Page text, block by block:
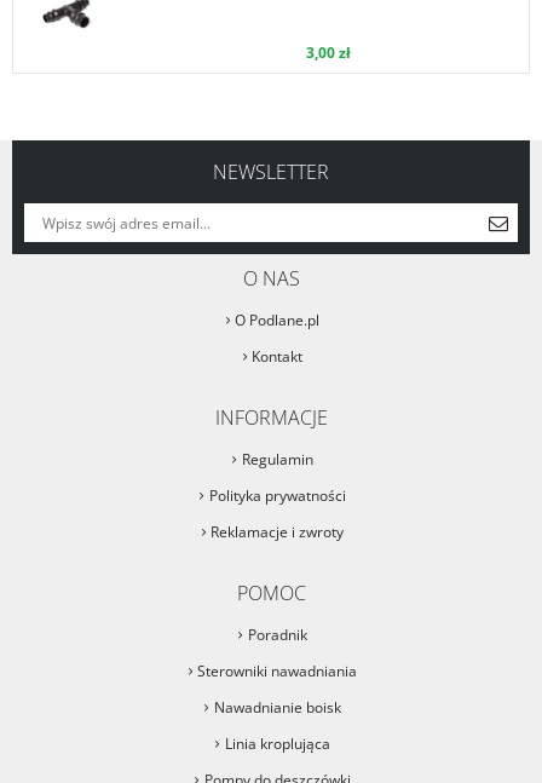
3,00 zł
NEWSLETTER
O NAS
O Podlane.pl
Kontakt
INFORMACJE
Regulamin
Polityka prywatności
Reklamacje i zwroty
POMOC
Poradnik
Sterowniki nawadniania
Nawadnianie boisk
Linia kroplująca